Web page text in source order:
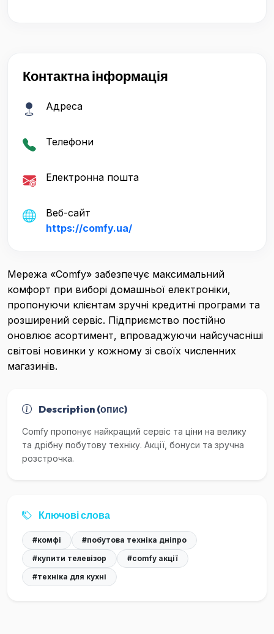
Контактна інформація
Адреса
Телефони
Електронна пошта
Веб-сайт
https://comfy.ua/
Мережа «Comfy» забезпечує максимальний
комфорт при виборі домашньої електроніки,
пропонуючи клієнтам зручні кредитні програми та
розширений сервіс. Підприємство постійно
оновлює асортимент, впроваджуючи найсучасніші
світові новинки у кожному зі своїх численних
магазинів.
Description (опис)
Comfy пропонує найкращий сервіс та ціни на велику
та дрібну побутову техніку. Акції, бонуси та зручна
розстрочка.
Ключові слова
#комфі
#побутова техніка дніпро
#купити телевізор
#comfy акції
#техніка для кухні